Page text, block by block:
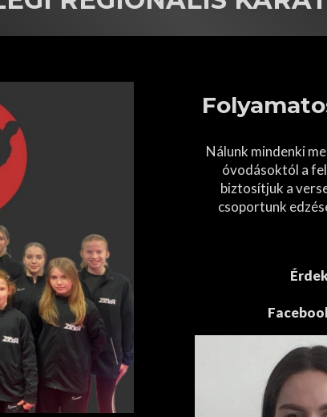
Nálunk mindenki
óvodásoktól a
biztosítjuk a
csoportunk